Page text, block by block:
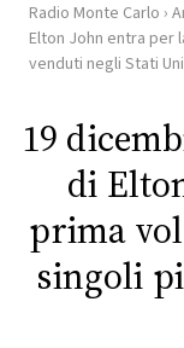
HOME
WEB
RADIO
PLAYLIST
Radio Monte Carlo ›
Elton John entra per
venduti negli Stati
19
di
prima
singoli